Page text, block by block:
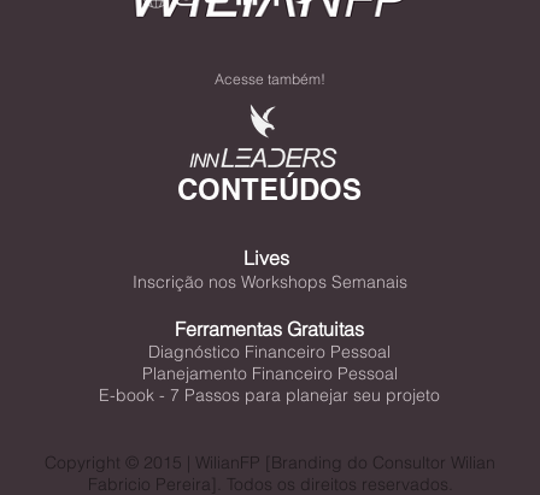
CONTEÚDOS
Lives
Inscrição nos Workshops Semanais
Ferramentas Gratuitas
Diagnóstico Financeiro Pessoal
Planejamento Financeiro Pessoal
E-book - 7 Passos para planejar seu projeto
Acesse também!
Copyright © 2015 | WilianFP [Branding do Consultor Wilian
Fabricio Pereira]. Todos os direitos reservados.